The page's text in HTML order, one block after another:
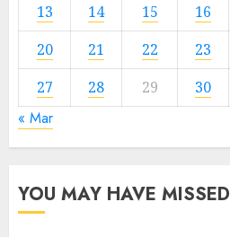
13
14 15 16
20
21 22 23
27
28 29 30
« Mar
YOU MAY HAVE MISSED